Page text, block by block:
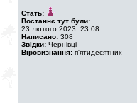
Стать:
Востаннє тут були:
23 лютого 2023, 23:08
Написано: 308
Звідки: Чернівці
Віровизнання: п'ятидесятник